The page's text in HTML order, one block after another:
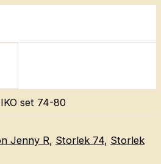
set 74-80
Jenny R, Storlek 74, Storlek